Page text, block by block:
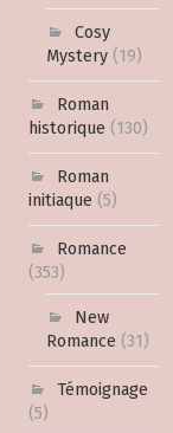
Cosy
Mystery(19)
Roman
historique (130)
Roman
initiaque (5)
Romance
(353)
New
Romance (31)
Témoignage
(5)